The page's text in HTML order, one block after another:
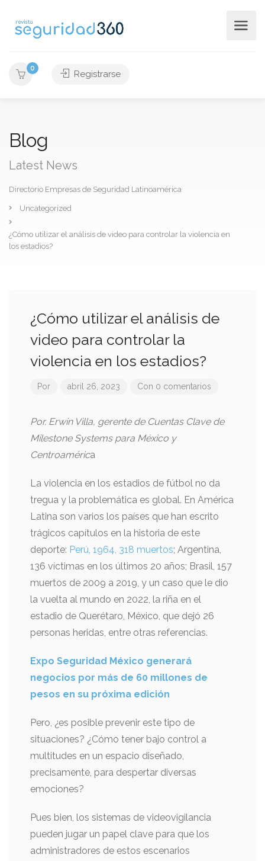
0
Registrarse
Blog
Latest News
Directorio Empresas de Seguridad Latinoamérica
Uncategorized
¿Cómo utilizar el análisis de video para controlar la violencia en
los estadios?
¿Cómo utilizar el análisis de
video para controlar la
violencia en los estadios?
Por abril 26, 2023 Con 0 comentarios
Por. Erwin Villa, gerente de Cuentas Clave de
Milestone Systems para México y
Centroamérica
La violencia en los estadios de fútbol no da
tregua y la problemática es global. En América
Latina son varios los países que han escrito
trágicos capítulos en la historia de este
deporte: Perú, 1964, 318 muertos; Argentina,
136 víctimas en los últimos 20 años; Brasil, 157
muertos de 2009 a 2019, y un caso que le dio
la vuelta al mundo en 2022, la riña en el
estadio de Querétaro, México, que dejó 26
personas heridas, entre otras referencias.
Expo Seguridad México generará
negocios por más de 60 millones de
pesos en su próxima edición
Pero, ¿es posible prevenir este tipo de
situaciones? ¿Cómo tener bajo control a
multitudes en un espacio diseñado,
precisamente, para despertar diversas
emociones?
Pues bien, los sistemas de videovigilancia
pueden jugar un papel clave para que los
administradores de estos escenarios